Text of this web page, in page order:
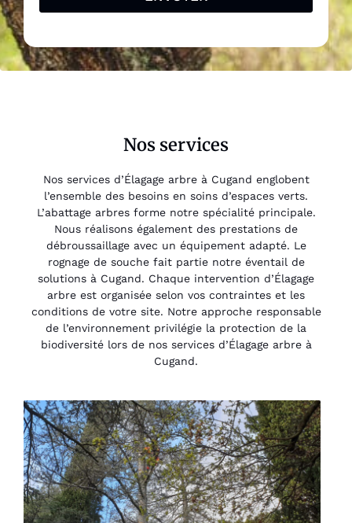
Nos services
Nos services d’Élagage arbre à Cugand englobent
l’ensemble des besoins en soins d’espaces verts.
L’abattage arbres forme notre spécialité principale.
Nous réalisons également des prestations de
débroussaillage avec un équipement adapté. Le
rognage de souche fait partie notre éventail de
solutions à Cugand. Chaque intervention d’Élagage
arbre est organisée selon vos contraintes et les
conditions de votre site. Notre approche responsable
de l’environnement privilégie la protection de la
biodiversité lors de nos services d’Élagage arbre à
Cugand.